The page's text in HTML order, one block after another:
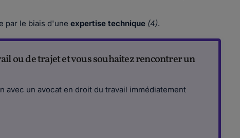
par le biais d'une expertise technique (4).
ou de trajet et vous souhaitez rencontrer un
avec un avocat en droit du travail immédiatement